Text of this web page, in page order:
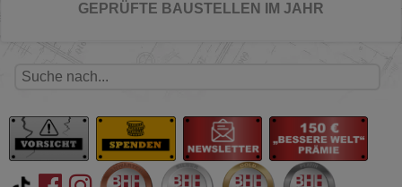
GEPRÜFTE BAUSTELLEN IM JAHR